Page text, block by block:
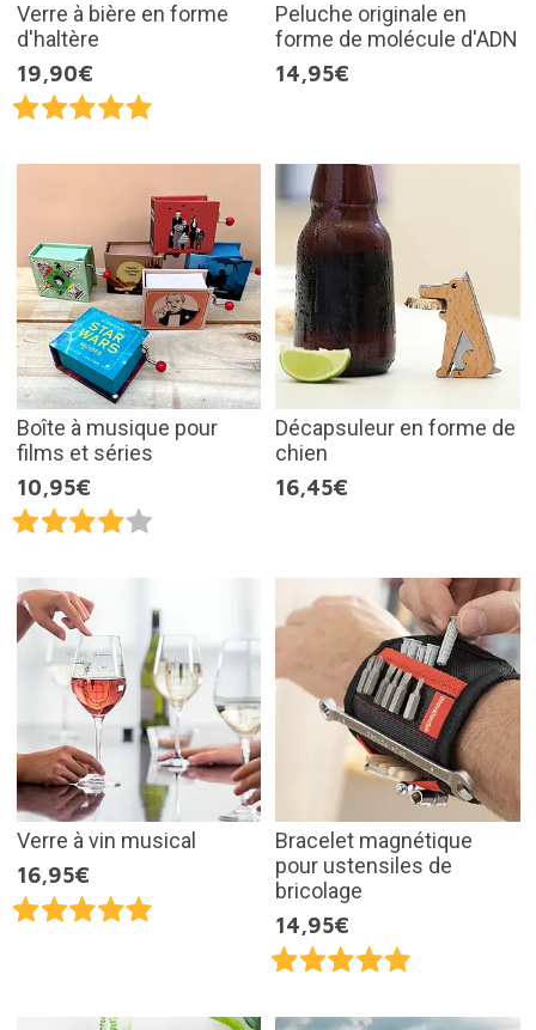
Verre à bière en forme
d'haltère
19,90€
Peluche originale en
forme de molécule d'ADN
14,95€
Boîte à musique pour
films et séries
10,95€
Décapsuleur en forme de
chien
16,45€
Verre à vin musical
16,95€
Bracelet magnétique
pour ustensiles de
bricolage
14,95€